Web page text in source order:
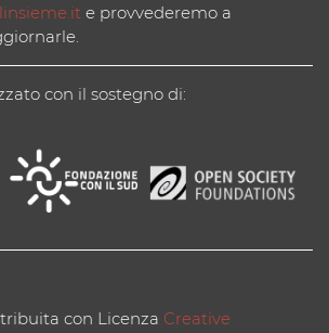
e provvederemo a
con il sostegno di:
con Licenza Creative